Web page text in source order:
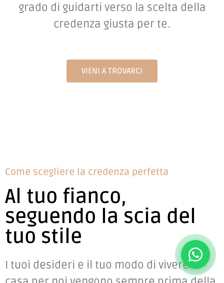
grado di guidarti verso la scelta della
credenza giusta per te.
VIENI A TROVARCI
Come scegliere la credenza perfetta
Al tuo fianco,
seguendo la scia del
tuo stile
I tuoi desideri e il tuo modo di vivere la